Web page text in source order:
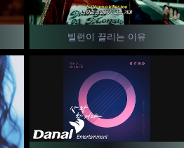
빌런이 끌리는 이유